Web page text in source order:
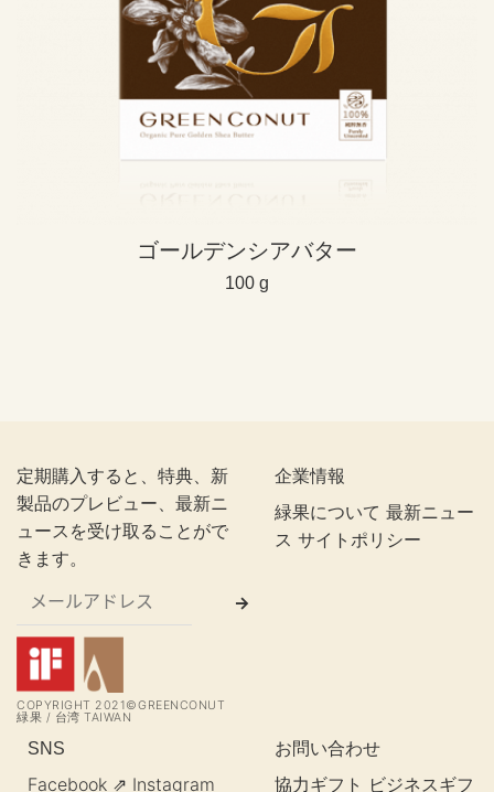
ゴールデンシアバター
100 g
定期購入すると、特典、新
製品のプレビュー、最新ニ
ュースを受け取ることがで
きます。
COPYRIGHT 2021©GREENCONUT
緑果 / 台湾 TAIWAN
企業情報
緑果について 最新ニュー
ス サイトポリシー
SNS
Facebook ⇗ Instagram
お問い合わせ
協力ギフト ビジネスギフ